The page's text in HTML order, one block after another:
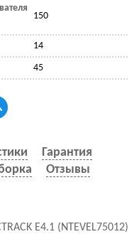
150
14
45
Гарантия
Отзывы
E4.1 (NTEVEL75012)